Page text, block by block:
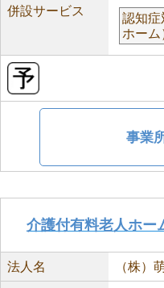
併設サービス
認知症
ホーム
事業
介護付有料老人ホ
法人名 （株）